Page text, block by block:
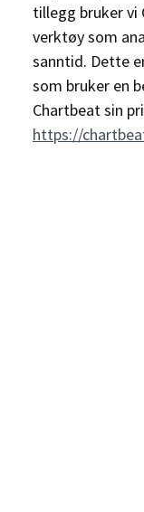
tillegg bruker vi
verktøy som
sanntid. Dette
som bruker en
Chartbeat sin
https://